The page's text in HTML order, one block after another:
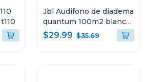
Jbl Audifono de diadema
quantum 100m2 blanco
qtum100m2
$29.99 $35.69